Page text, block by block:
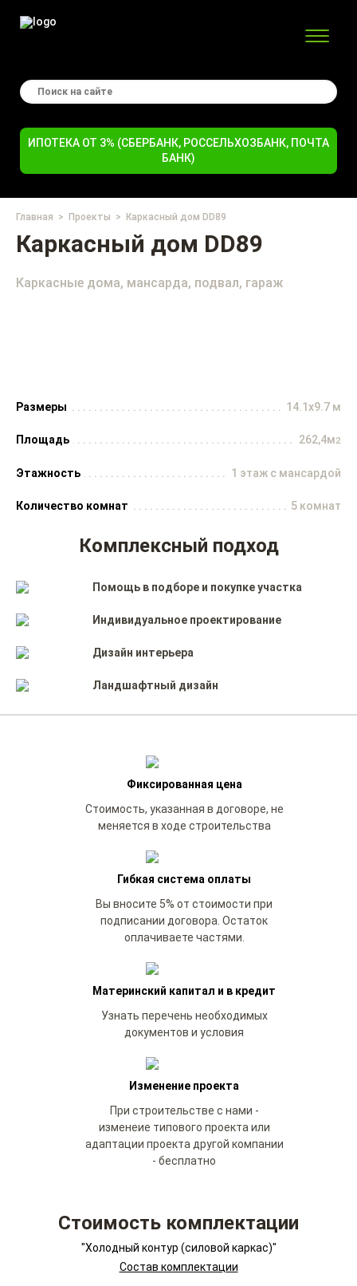
ИПОТЕКА ОТ 3% (СБЕРБАНК, РОССЕЛЬХОЗБАНК, ПОЧТА
БАНК)
Главная Проекты Каркасный дом DD89
Каркасный дом DD89
Каркасные дома, мансарда, подвал, гараж
Размеры 14.1x9.7 м
Площадь 262,4м2
Этажность 1 этаж с мансардой
Количество комнат 5 комнат
Комплексный подход
Помощь в подборе и покупке участка
Индивидуальное проектирование
Дизайн интерьера
Ландшафтный дизайн
Фиксированная цена
Стоимость, указанная в договоре, не
меняется в ходе строительства
Гибкая система оплаты
Вы вносите 5% от стоимости при
подписании договора. Остаток
оплачиваете частями.
Материнский капитал и в кредит
Узнать перечень необходимых
документов и условия
Изменение проекта
При строительстве с нами -
изменеие типового проекта или
адаптации проекта другой компании
- бесплатно
Стоимость комплектации
"Холодный контур (силовой каркас)"
Состав комплектации